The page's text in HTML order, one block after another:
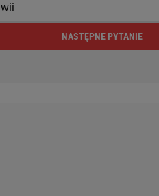
NASTĘPNE PYTANIE